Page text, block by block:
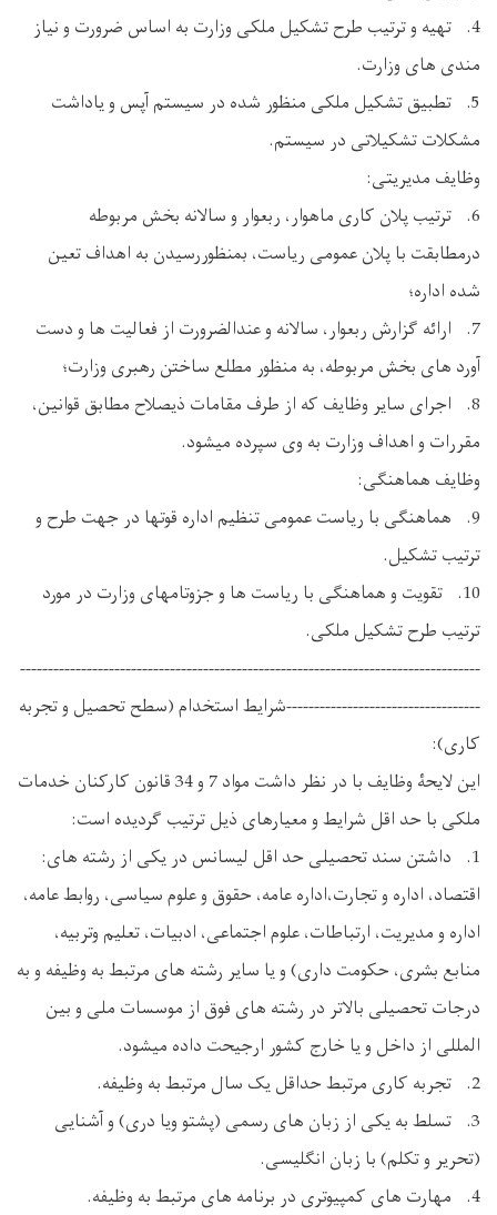
4. تهیه و ترتیب طرح تشکیل ملکی وزارت به اساس ضرورت و نیاز
مندی های وزارت.
5. تطبیق تشکیل ملکی منظور شده در سیستم آپس و یاداشت
مشکلات تشکیلاتی در سیستم.
وظایف مدیریتی:
6. ترتیب پلان کاری ماهوار، ربعوار و سالانه بخش مربوطه
درمطابقت با پلان عمومی ریاست، بمنظوررسیدن به اهداف تعین
شده اداره؛
7. ارائه گزارش ربعوار، سالانه و عندالضرورت از فعالیت ها و دست
آورد های بخش مربوطه، به منظور مطلع ساختن رهبری وزارت؛
8. اجرای سایر وظایف که از طرف مقامات ذیصلاح مطابق قوانین،
مقررات و اهداف وزارت به وی سپرده میشود.
وظایف هماهنگی:
9. هماهنگی با ریاست عمومی تنظیم اداره قوتها در جهت طرح و
ترتیب تشکیل.
10. تقویت و هماهنگی با ریاست ها و جزوتامهای وزارت در مورد
ترتیب طرح تشکیل ملکی.
-----------------------------------------------------------------------------------
-----------------------------------شرایط استخدام (سطح تحصیل و تجربه
کاری):
این لایحۀ وظایف با در نظر داشت مواد 7 و 34 قانون کارکنان خدمات
ملکی با حد اقل شرایط و معیارهای ذیل ترتیب گردیده است:
1. داشتن سند تحصیلی حد اقل لیسانس در یکی از رشته های:
اقتصاد، اداره و تجارت،اداره عامه، حقوق و علوم سیاسی، روابط عامه،
اداره و مدیریت، ارتباطات، علوم اجتماعی، ادبیات، تعلیم وتربیه،
منابع بشری، حکومت داری) و یا سایر رشته های مرتبط به وظیفه و به
درجات تحصیلی بالاتر در رشته های فوق از موسسات ملی و بین
المللی از داخل و یا خارج کشور ارجیحت داده میشود.
2. تجربه کاری مرتبط حداقل یک سال مرتبط به وظیفه.
3. تسلط به یکی از زبان های رسمی (پشتو ویا دری) و آشنایی
(تحریر و تکلم) با زبان انگلیسی.
4. مهارت های کمپیوتری در برنامه های مرتبط به وظیفه.